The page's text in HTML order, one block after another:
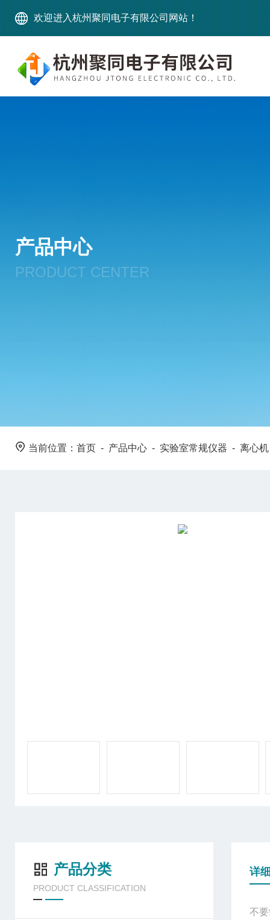
欢迎进入杭州聚同电子有限公司网站！
产品中心
PRODUCT CENTER
当前位置： 首页 - 产品中心 - 实验室常规仪器 - 离心机
产品分类
PRODUCT CLASSIFICATION
详
不